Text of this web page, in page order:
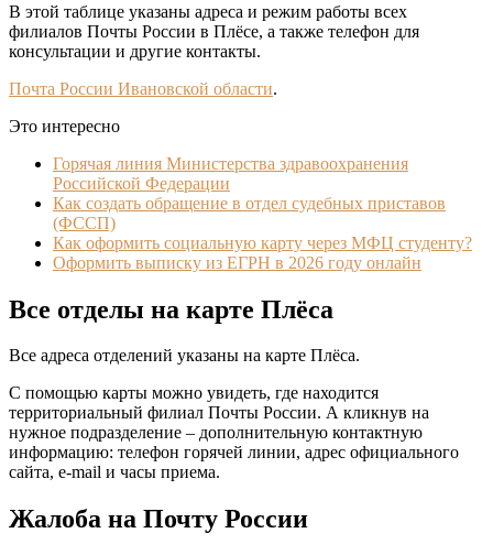
В этой таблице указаны адреса и режим работы всех
филиалов Почты России в Плёсе, а также телефон для
консультации и другие контакты.
Почта России Ивановской области.
Это интересно
Горячая линия Министерства здравоохранения
Российской Федерации
Как создать обращение в отдел судебных приставов
(ФССП)
Как оформить социальную карту через МФЦ студенту?
Оформить выписку из ЕГРН в 2026 году онлайн
Все отделы на карте Плёса
Все адреса отделений указаны на карте Плёса.
С помощью карты можно увидеть, где находится
территориальный филиал Почты России. А кликнув на
нужное подразделение – дополнительную контактную
информацию: телефон горячей линии, адрес официального
сайта, e-mail и часы приема.
Жалоба на Почту России